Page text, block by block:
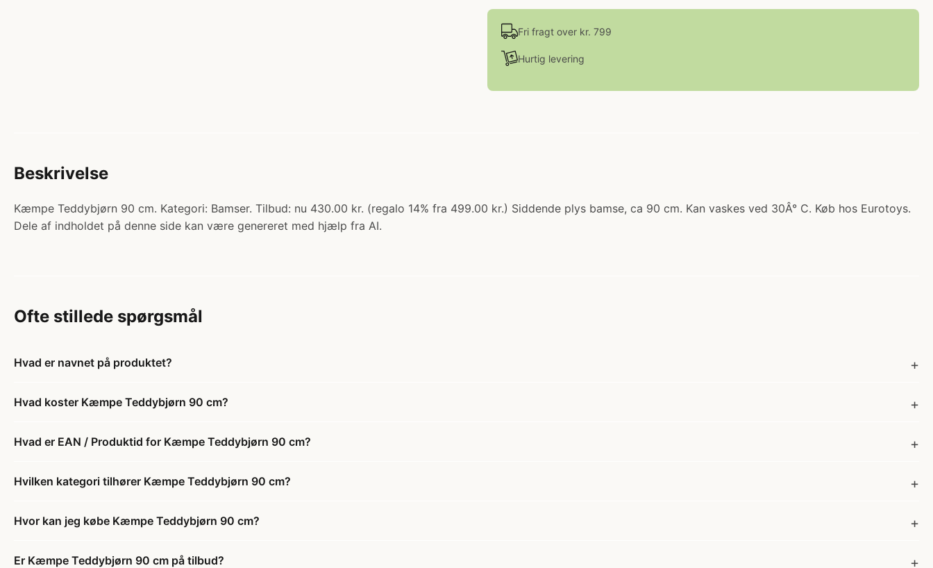
Fri fragt over kr. 799
Hurtig levering
Beskrivelse
Kæmpe Teddybjørn 90 cm. Kategori: Bamser. Tilbud: nu 430.00 kr. (regalo 14% fra 499.00 kr.) Siddende plys bamse, ca 90 cm. Kan vaskes ved 30Â° C. Køb hos Eurotoys.
Dele af indholdet på denne side kan være genereret med hjælp fra AI.
Ofte stillede spørgsmål
Hvad er navnet på produktet?
Hvad koster Kæmpe Teddybjørn 90 cm?
Hvad er EAN / Produktid for Kæmpe Teddybjørn 90 cm?
Hvilken kategori tilhører Kæmpe Teddybjørn 90 cm?
Hvor kan jeg købe Kæmpe Teddybjørn 90 cm?
Er Kæmpe Teddybjørn 90 cm på tilbud?